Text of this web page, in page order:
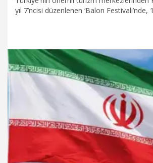
yıl 7’ncisi düzenlenen ‘Balon Festivali’nde,
31.07.2026 Video